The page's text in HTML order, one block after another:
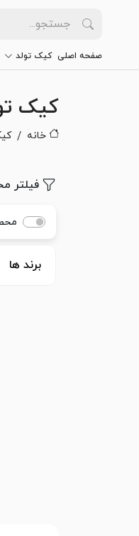
صفحه اصلی کیک تولد
کیک
خانه
فیلتر
برند ها